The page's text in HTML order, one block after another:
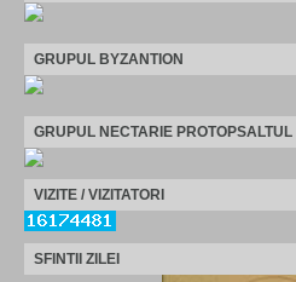
GRUPUL BYZANTION
GRUPUL NECTARIE PROTOPSALTUL
VIZITE / VIZITATORI
SFINTII ZILEI